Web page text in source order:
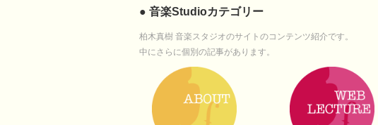
● 音楽Studioカテゴリー
柏木真樹 音楽スタジオのサイトのコンテンツ紹介です。
中にさらに個別の記事があります。